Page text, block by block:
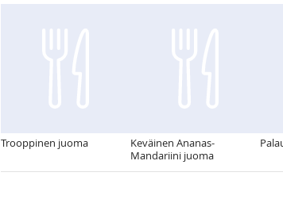
Trooppinen juoma
Keväinen Ananas-
Mandariini juoma